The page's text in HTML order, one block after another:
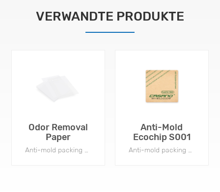
VERWANDTE PRODUKTE
Odor Removal
Paper
Anti-mold packing paper is widely used in various fields, including apparel, footwear, accessories, electronics, and more.
Anti-Mold
Ecochip S001
Anti-mold packing paper is widely used in various fields, including apparel, footwear, accessories, electronics, and more.